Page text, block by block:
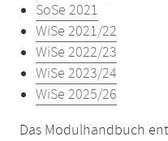
SoSe 2021
WiSe 2021/22
WiSe 2022/23
WiSe 2023/24
WiSe 2025/26
Das Modulhandbuch